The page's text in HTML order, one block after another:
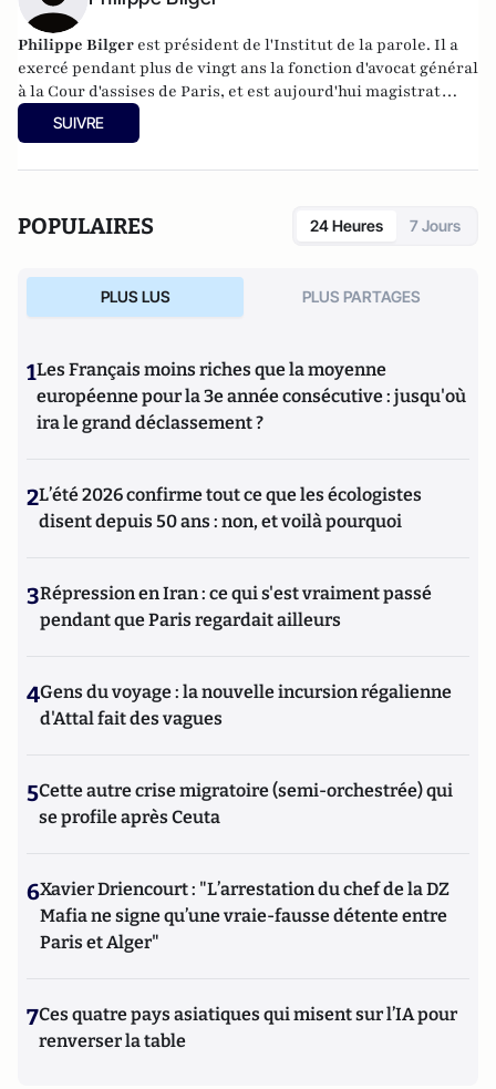
Philippe Bilger est président de l'Institut de la parole. Il a
exercé pendant plus de vingt ans la fonction d'avocat général
à la Cour d'assises de Paris, et est aujourd'hui magistrat
honoraire. Il a été amené à requérir dans des grandes
affaires qui ont défrayé la chronique judiciaire et politique
Carrefour du développement, Pasqua). Il est l'auteur deLa
(éditions Le Passeur, 2015). En 2017, il a publié
rien qu'elleetMoi, Emmanuel Macron, je me dis que...
les deux aux Editions Le Cerf.
SUIVRE
POPULAIRES 24 Heures 7 Jours
PLUS LUS PLUS PARTAGES
1Les Français moins riches que la moyenne
européenne pour la 3e année consécutive : jusqu'où
ira le grand déclassement ?
2L’été 2026 confirme tout ce que les écologistes
disent depuis 50 ans : non, et voilà pourquoi
3Répression en Iran : ce qui s'est vraiment passé
pendant que Paris regardait ailleurs
4Gens du voyage : la nouvelle incursion régalienne
d'Attal fait des vagues
5Cette autre crise migratoire (semi-orchestrée) qui
se profile après Ceuta
6Xavier Driencourt : "L’arrestation du chef de la DZ
Mafia ne signe qu’une vraie-fausse détente entre
Paris et Alger"
7Ces quatre pays asiatiques qui misent sur l’IA pour
renverser la table